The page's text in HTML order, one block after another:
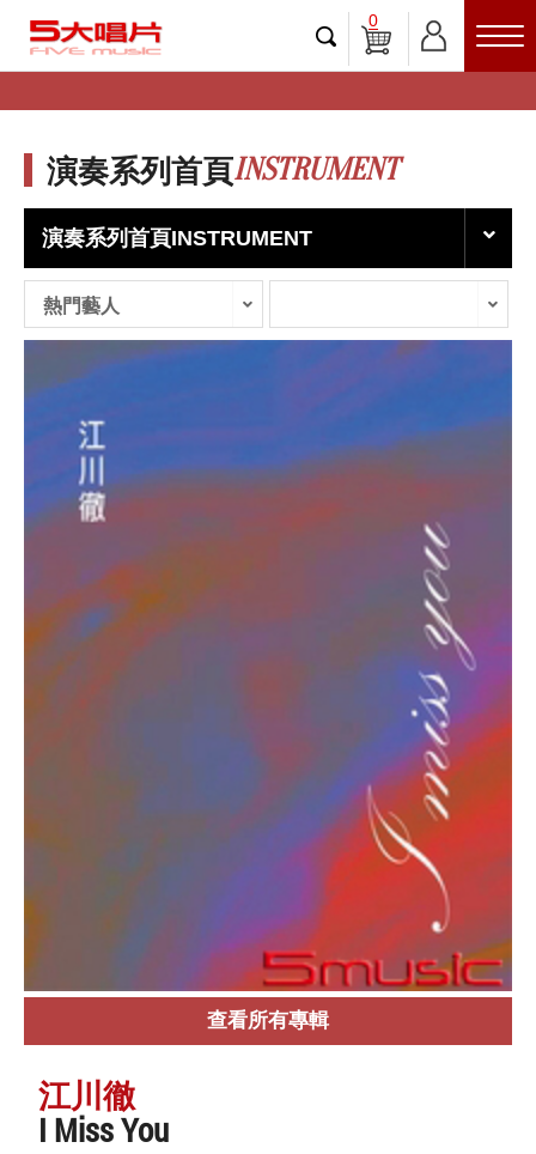
0
演奏系列首頁INSTRUMENT
演奏系列首頁INSTRUMENT
熱門藝人
查看所有專輯
江川徹
I Miss You